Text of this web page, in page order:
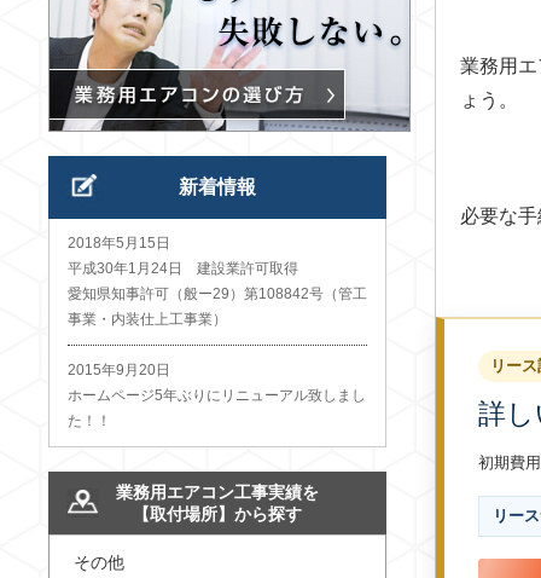
業務用
ょう。
必要な
リー
詳
初期費
リー
新着情報
2018年5月15日
平成30年1月24日 建設業許可取得
愛知県知事許可（般ー29）第108842号（管工
事業・内装仕上工事業）
2015年9月20日
ホームページ5年ぶりにリニューアル致しまし
た！！
業務用エアコン工事実績を
【取付場所】から探す
その他